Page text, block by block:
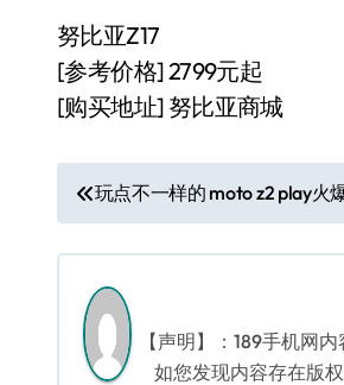
努比亚Z17
[参考价格] 2799元起
[购买地址] 努比亚商城
文
章
导
航
玩点不一样的 moto z2 play火
【声明】：189手机网
如您发现内容存在版